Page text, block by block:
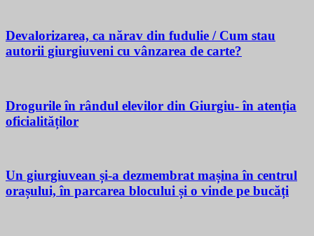
Devalorizarea, ca nărav din fudulie / Cum stau
autorii giurgiuveni cu vânzarea de carte?
Drogurile în rândul elevilor din Giurgiu- în atenția
oficialităților
Un giurgiuvean și-a dezmembrat mașina în centrul
orașului, în parcarea blocului și o vinde pe bucăți